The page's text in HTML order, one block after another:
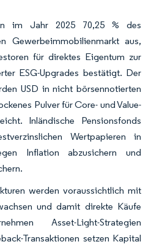
im Jahr 2025 70,25 % des
Gewerbeimmobilienmarkt aus,
für direktes Eigentum zur
ESG-Upgrades bestätigt. Der
USD in nicht börsennotierten
Pulver für Core- und Value-
Inländische Pensionsfonds
Wertpapieren in
Inflation abzusichern und
werden voraussichtlich mit
und damit direkte Käufe
Asset-Light-Strategien
Transaktionen setzen Kapital